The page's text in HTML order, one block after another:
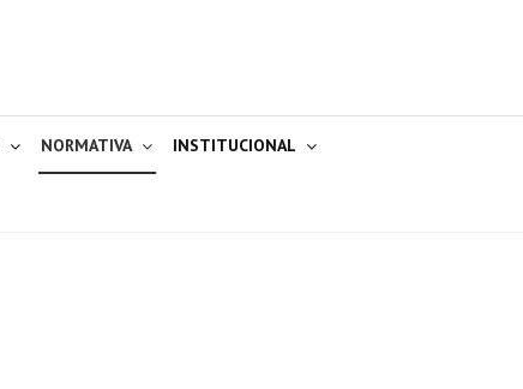
NORMATIVA INSTITUCIONAL